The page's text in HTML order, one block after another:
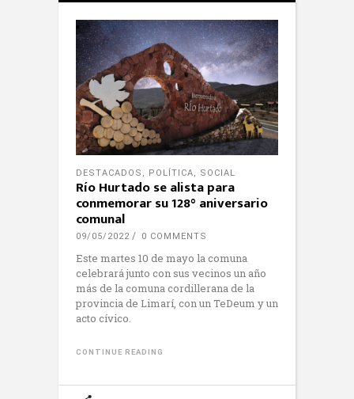
DESTACADOS , POLÍTICA, SOCIAL
Río Hurtado se alista para
conmemorar su 128° aniversario
comunal
09/05/2022 0 COMMENTS
Este martes 10 de mayo la comuna
celebrará junto con sus vecinos un año
más de la comuna cordillerana de la
provincia de Limarí, con un TeDeum y un
acto cívico.
CONTINUE READING